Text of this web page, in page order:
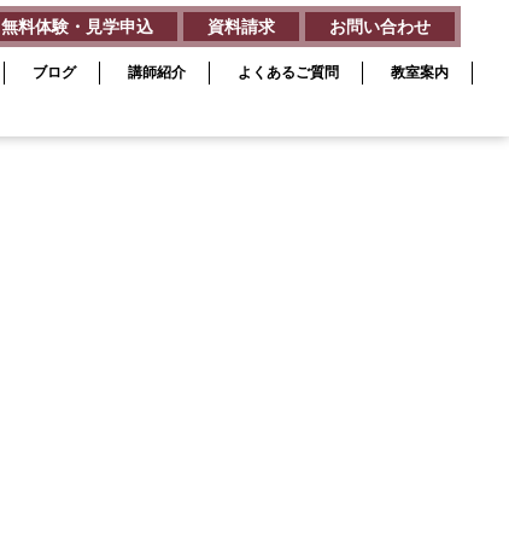
ブログ 講師紹介 よくあるご質問 教室案内
無料体験・見学申込 資料請求 お問い合わせ